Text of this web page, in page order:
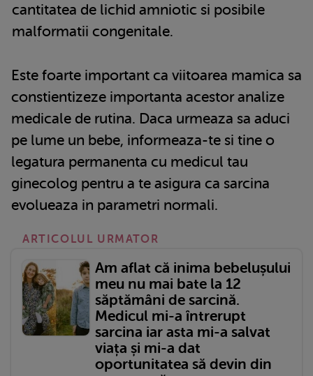
cantitatea de lichid amniotic si posibile
malformatii congenitale.
Este foarte important ca viitoarea mamica sa
constientizeze importanta acestor analize
medicale de rutina. Daca urmeaza sa aduci
pe lume un bebe, informeaza-te si tine o
legatura permanenta cu medicul tau
ginecolog pentru a te asigura ca sarcina
evolueaza in parametri normali.
ARTICOLUL URMATOR
Am aflat că inima bebelușului
meu nu mai bate la 12
săptămâni de sarcină.
Medicul mi-a întrerupt
sarcina iar asta mi-a salvat
viața și mi-a dat
oportunitatea să devin din